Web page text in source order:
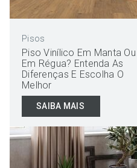
Pisos
Piso Vinílico Em Manta Ou
Em Régua? Entenda As
Diferenças E Escolha O
Melhor
SAIBA MAIS